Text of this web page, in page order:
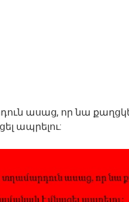
ասաց, որ նա
ապրելու: